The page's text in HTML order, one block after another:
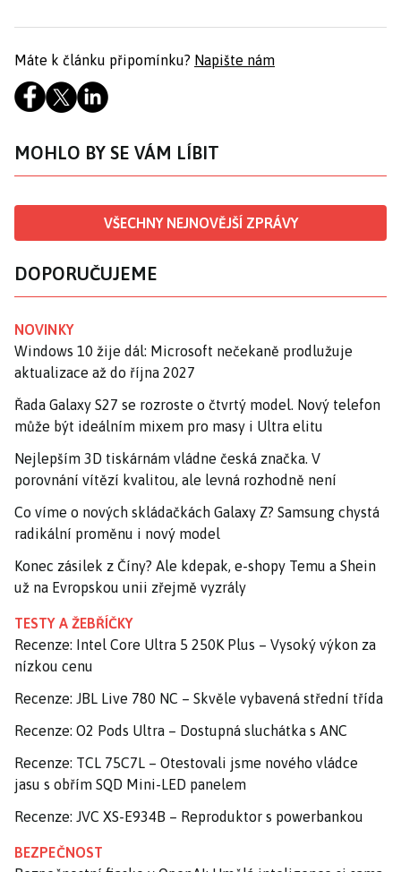
Máte k článku připomínku? Napište nám
MOHLO BY SE VÁM LÍBIT
VŠECHNY NEJNOVĚJŠÍ ZPRÁVY
DOPORUČUJEME
NOVINKY
Windows 10 žije dál: Microsoft nečekaně prodlužuje
aktualizace až do října 2027
Řada Galaxy S27 se rozroste o čtvrtý model. Nový telefon
může být ideálním mixem pro masy i Ultra elitu
Nejlepším 3D tiskárnám vládne česká značka. V
porovnání vítězí kvalitou, ale levná rozhodně není
Co víme o nových skládačkách Galaxy Z? Samsung chystá
radikální proměnu i nový model
Konec zásilek z Číny? Ale kdepak, e-shopy Temu a Shein
už na Evropskou unii zřejmě vyzrály
TESTY A ŽEBŘÍČKY
Recenze: Intel Core Ultra 5 250K Plus – Vysoký výkon za
nízkou cenu
Recenze: JBL Live 780 NC – Skvěle vybavená střední třída
Recenze: O2 Pods Ultra – Dostupná sluchátka s ANC
Recenze: TCL 75C7L – Otestovali jsme nového vládce
jasu s obřím SQD Mini-LED panelem
Recenze: JVC XS-E934B – Reproduktor s powerbankou
BEZPEČNOST